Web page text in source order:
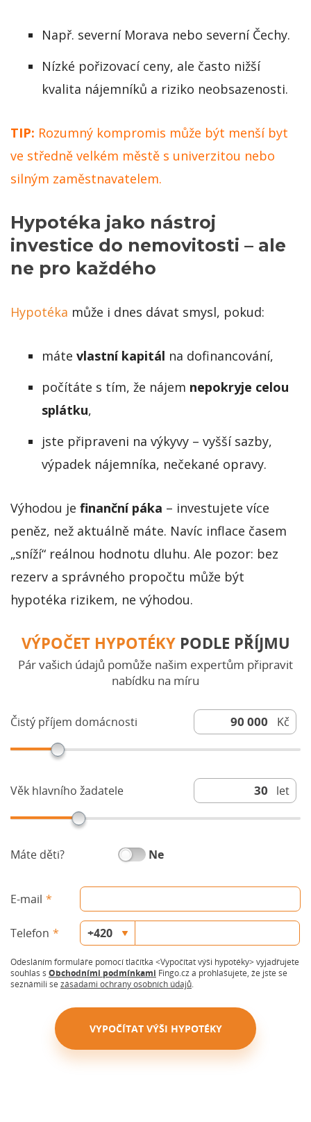
Např. severní Morava nebo severní Čechy.
Nízké pořizovací ceny, ale často nižší
kvalita nájemníků a riziko neobsazenosti.
TIP: Rozumný kompromis může být menší byt
ve středně velkém městě s univerzitou nebo
silným zaměstnavatelem.
Hypotéka jako nástroj
investice do nemovitosti – ale
ne pro každého
Hypotéka může i dnes dávat smysl, pokud:
máte vlastní kapitál na dofinancování,
počítáte s tím, že nájem nepokryje celou
splátku,
jste připraveni na výkyvy – vyšší sazby,
výpadek nájemníka, nečekané opravy.
Výhodou je finanční páka – investujete více
peněz, než aktuálně máte. Navíc inflace časem
„sníží“ reálnou hodnotu dluhu. Ale pozor: bez
rezerv a správného propočtu může být
hypotéka rizikem, ne výhodou.